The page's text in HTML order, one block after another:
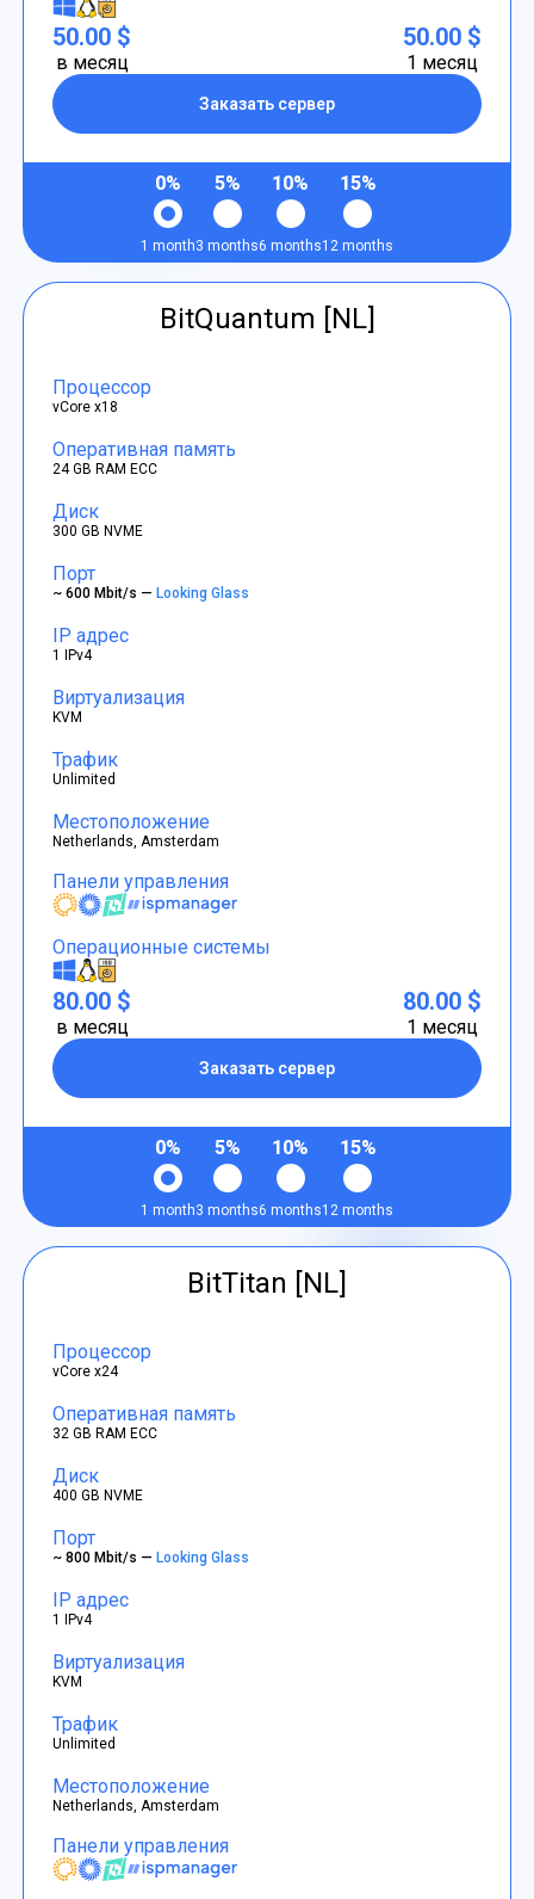
50.00 $
в месяц
Заказать сервер
50.00 $
1 месяц
0%
1 month
5%
3 months
10%
6 months
15%
12 months
BitQuantum [NL]
Процессор
vCore x18
Оперативная память
24 GB RAM ECC
Диск
300 GB NVME
Порт
~ 600 Mbit/s —Looking Glass
IP адрес
1 IPv4
Виртуализация
KVM
Трафик
Unlimited
Местоположение
Netherlands, Amsterdam
Панели управления
Операционные системы
80.00 $
в месяц
Заказать сервер
80.00 $
1 месяц
0%
1 month
5%
3 months
10%
6 months
15%
12 months
BitTitan [NL]
Процессор
vCore x24
Оперативная память
32 GB RAM ECC
Диск
400 GB NVME
Порт
~ 800 Mbit/s —Looking Glass
IP адрес
1 IPv4
Виртуализация
KVM
Трафик
Unlimited
Местоположение
Netherlands, Amsterdam
Панели управления